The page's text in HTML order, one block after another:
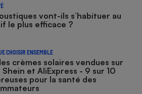
vont-ils s’habituer au
le plus efficace ?
CHOISIR ENSEMBLE
crèmes solaires vendues sur
Shein et AliExpress - 9 sur 10
pour la santé des